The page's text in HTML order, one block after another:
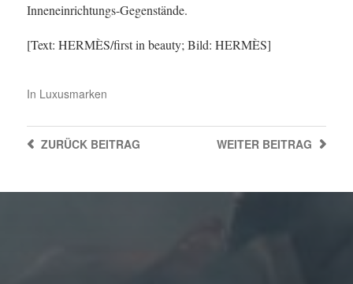
Inneneinrichtungs-Gegenstände.
[Text: HERMÈS/first in beauty; Bild: HERMÈS]
In Luxusmarken
WEITER BEITRAG
ZURÜCKBEITRAG